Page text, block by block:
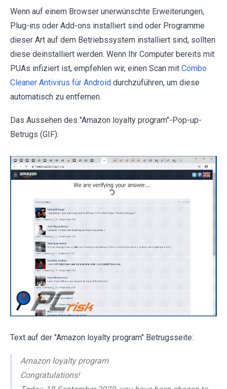
Wenn auf einem Browser unerwünschte Erweiterungen,
Plug-ins oder Add-ons installiert sind oder Programme
dieser Art auf dem Betriebssystem installiert sind, sollten
diese deinstalliert werden. Wenn Ihr Computer bereits mit
PUAs infiziert ist, empfehlen wir, einen Scan mit Combo
Cleaner Antivirus für Android durchzuführen, um diese
automatisch zu entfernen.
Das Aussehen des "Amazon loyalty program"-Pop-up-
Betrugs (GIF):
Text auf der "Amazon loyalty program" Betrugsseite:
Amazon loyalty program
Congratulations!